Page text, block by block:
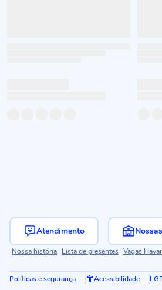
Atendimento
Nossa história Lista de presentes Vagas
Políticas e segurança Acessibilidade